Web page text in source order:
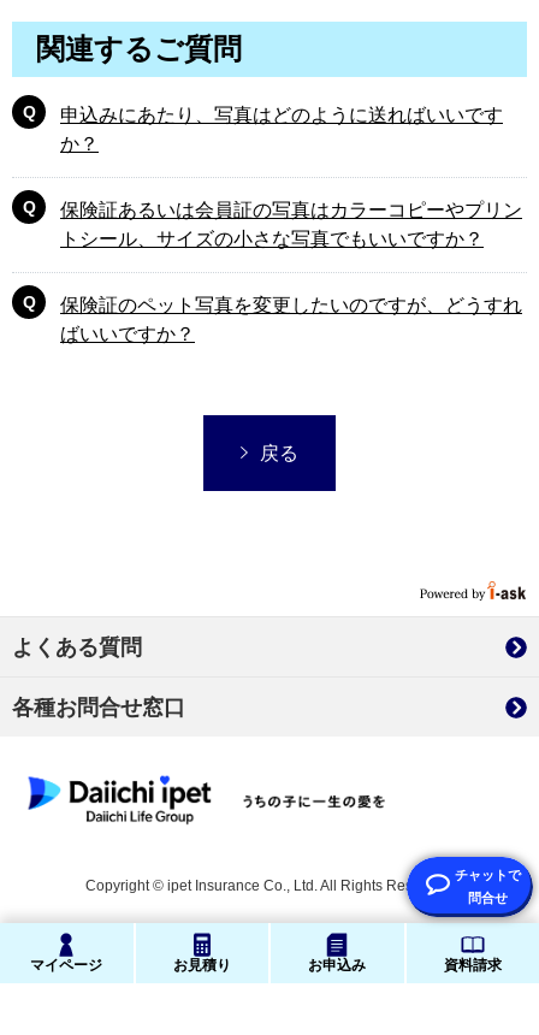
マイページ お見積り お申込み 資料請求
関連するご質問
申込みにあたり、写真はどのように送ればいいです
か？
保険証あるいは会員証の写真はカラーコピーやプリン
トシール、サイズの小さな写真でもいいですか？
保険証のペット写真を変更したいのですが、どうすれ
ばいいですか？
戻る
よくある質問
各種お問合せ窓口
Copyright © ipet Insurance Co., Ltd. All Rights Reserved.